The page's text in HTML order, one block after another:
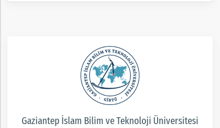
Gaziantep İslam Bilim ve Teknoloji Üniversitesi